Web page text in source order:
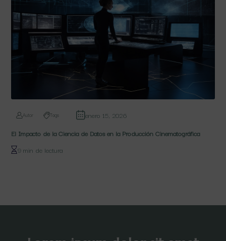
Autor Tags
enero 15, 2026
El Impacto de la Ciencia de Datos en la Producción Cinematográfica
9 min de lectura